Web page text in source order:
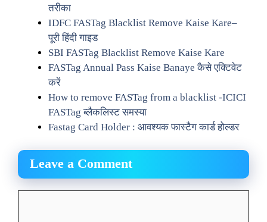
तरीका
IDFC FASTag Blacklist Remove Kaise Kare–
पूरी हिंदी गाइड
SBI FASTag Blacklist Remove Kaise Kare
FASTag Annual Pass Kaise Banaye कैसे एक्टिवेट
करें
How to remove FASTag from a blacklist -ICICI
FASTag ब्लैकलिस्ट समस्या
Fastag Card Holder​ : आवश्यक फास्टैग कार्ड होल्डर
Leave a Comment